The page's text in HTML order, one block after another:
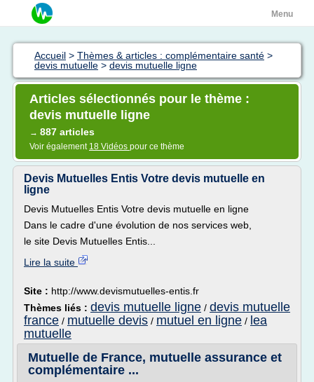
Menu
Accueil > Thèmes & articles : complémentaire santé >
devis mutuelle > devis mutuelle ligne
Articles sélectionnés pour le thème :
devis mutuelle ligne
→ 887 articles
Voir également 18 Vidéos pour ce thème
Devis Mutuelles Entis Votre devis mutuelle en
ligne
Devis Mutuelles Entis Votre devis mutuelle en ligne
Dans le cadre d'une évolution de nos services web,
le site Devis Mutuelles Entis...
Lire la suite
Site : http://www.devismutuelles-entis.fr
Thèmes liés : devis mutuelle ligne / devis mutuelle
france / mutuelle devis / mutuel en ligne / lea
mutuelle
Mutuelle de France, mutuelle assurance et
complémentaire ...